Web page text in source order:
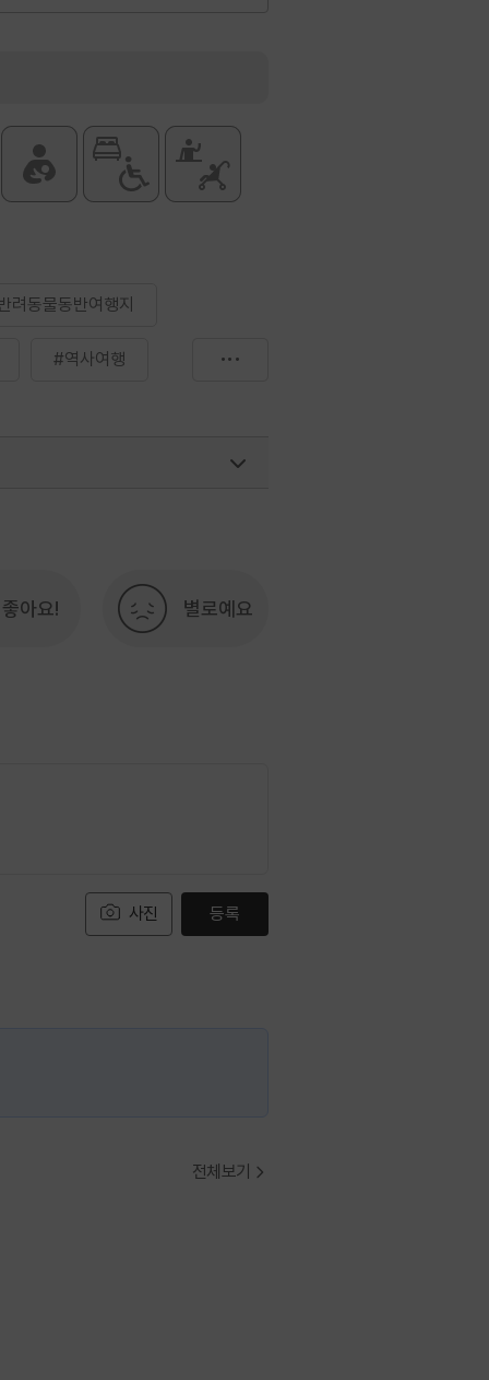
려동물동반여행지
#역사여행
좋아요! 별로예요
사진 등록
전체보기